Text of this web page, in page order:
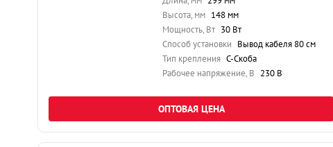
Высота, мм 148 мм
Мощность, Вт 30 Вт
Способ установки Вывод кабеля 80 см
Тип крепления С-Скоба
Рабочее напряжение, В 230 В
ОПТОВАЯ ЦЕНА